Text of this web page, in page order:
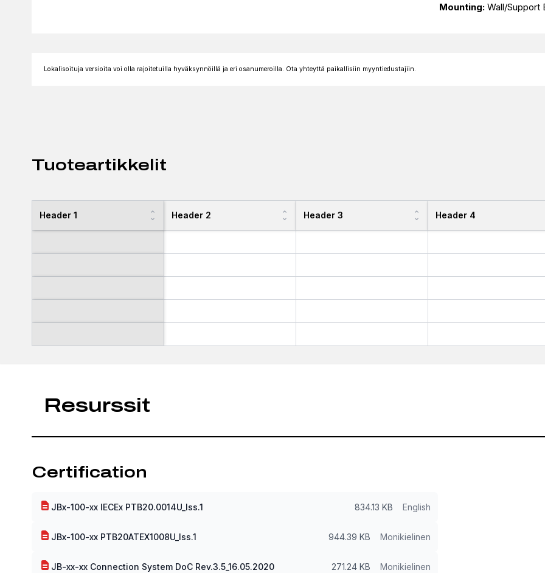
Mounting: Wall/Support
Lokalisoituja versioita voi olla rajoitetuilla hyväksynnöillä ja eri osanumeroilla. Ota yhteyttä paikallisiin myyntiedustajiin.
Tuoteartikkelit
Header 1 Header 2 Header 3 Header 4
Resurssit
Certification
JBx-100-xx IECEx PTB20.0014U_Iss.1 834.13 KB English
JBx-100-xx PTB20ATEX1008U_Iss.1 944.39 KB Monikielinen
JB-xx-xx Connection System DoC Rev.3.5_16.05.2020 271.24 KB Monikielinen